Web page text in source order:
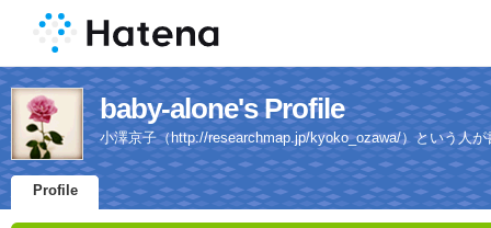
baby-alone's Profile
小澤京子（http://researchmap.jp/kyoko_ozawa/）という人が
Profile